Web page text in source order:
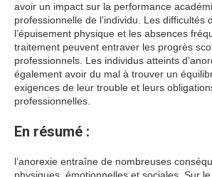
avoir un impact sur la performance
professionnelle de l’individu. Les difficultés
l’épuisement physique et les absences
traitement peuvent entraver les progrès
professionnels. Les individus atteints
également avoir du mal à trouver un
exigences de leur trouble et leurs
professionnelles.
En résumé :
l’anorexie entraîne de nombreuses